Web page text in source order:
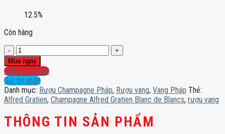
12.5%
Còn hàng
Champagne
Alfred
Gratien
Blanc
de
Blancs
số
lượng
Mua ngay
Liên hệ hotline
Gửi tin nhắn
Danh mục: Rượu Champagne Pháp, Rượu vang, Vang Pháp Thẻ:
Alfred Gratien, Champagne Alfred Gratien Blanc de Blancs, rượu vang
THÔNG TIN SẢN PHẨM